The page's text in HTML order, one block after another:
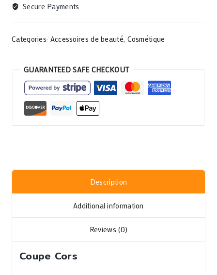
Secure Payments
Categories: Accessoires de beauté, Cosmétique
GUARANTEED SAFE CHECKOUT
Description
Additional information
Reviews (0)
Coupe Cors